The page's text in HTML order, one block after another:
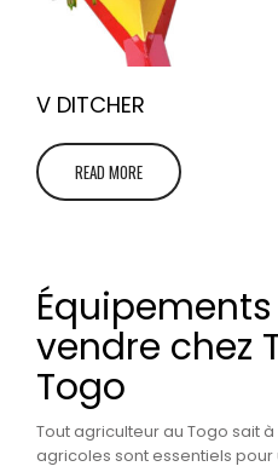
V DITCHER
READ MORE
vendre chez
Togo
Tout agriculteur au Togo sait
agricoles sont essentiels